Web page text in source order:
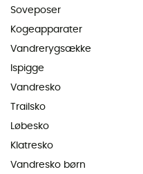
Soveposer
Kogeapparater
Vandrerygsække
Ispigge
Vandresko
Trailsko
Løbesko
Klatresko
Vandresko børn